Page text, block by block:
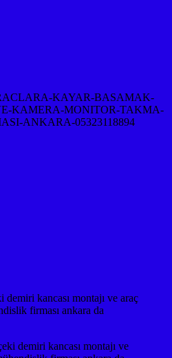
KAYAR-BASAMAK-
KAMERA-MONITOR-TAKMA-
ANKARA-05323118894
demiri kancası montajı ve araç
firması ankara da